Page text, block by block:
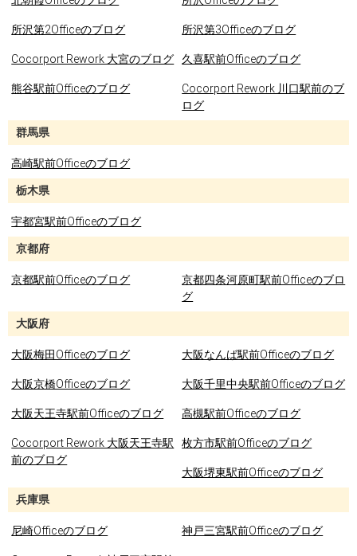
所沢第2Officeのブログ 所沢第3Officeのブログ
Cocorport Rework 大宮のブログ 久喜駅前Officeのブログ
熊谷駅前Officeのブログ
Cocorport Rework 川口駅前のブ
ログ
群馬県
高崎駅前Officeのブログ
栃木県
宇都宮駅前Officeのブログ
京都府
京都駅前Officeのブログ
京都四条河原町駅前Officeのブロ
グ
大阪府
大阪梅田Officeのブログ 大阪なんば駅前Officeのブログ
大阪京橋Officeのブログ 大阪千里中央駅前Officeのブログ
大阪天王寺駅前Officeのブログ 高槻駅前Officeのブログ
Cocorport Rework 大阪天王寺駅
前のブログ
枚方市駅前Officeのブログ
大阪堺東駅前Officeのブログ
兵庫県
尼崎Officeのブログ 神戸三宮駅前Officeのブログ